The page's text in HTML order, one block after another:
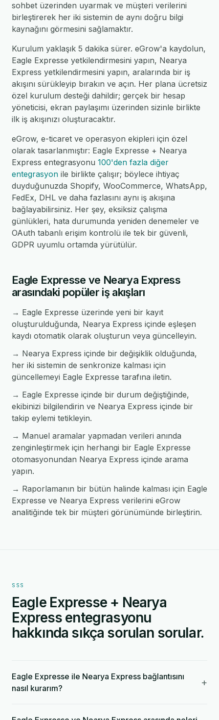
sohbet üzerinden uyarmak ve müşteri verilerini
birleştirerek her iki sistemin de aynı doğru bilgi
kaynağını görmesini sağlamaktır.
Kurulum yaklaşık 5 dakika sürer. eGrow'a kaydolun,
Eagle Expresse yetkilendirmesini yapın, Nearya
Express yetkilendirmesini yapın, aralarında bir iş
akışını sürükleyip bırakın ve açın. Her plana ücretsiz
özel kurulum desteği dahildir; gerçek bir hesap
yöneticisi, ekran paylaşımı üzerinden sizinle birlikte
ilk iş akışınızı oluşturacaktır.
eGrow, e-ticaret ve operasyon ekipleri için özel
olarak tasarlanmıştır: Eagle Expresse + Nearya
Express entegrasyonu 100'den fazla diğer
entegrasyon ile birlikte çalışır; böylece ihtiyaç
duyduğunuzda Shopify, WooCommerce, WhatsApp,
FedEx, DHL ve daha fazlasını aynı iş akışına
bağlayabilirsiniz. Her şey, eksiksiz çalışma
günlükleri, hata durumunda yeniden denemeler ve
OAuth tabanlı erişim kontrolü ile tek bir güvenli,
GDPR uyumlu ortamda yürütülür.
Eagle Expresse ve Nearya Express
arasındaki popüler iş akışları
→ Eagle Expresse üzerinde yeni bir kayıt
oluşturulduğunda, Nearya Express içinde eşleşen
kaydı otomatik olarak oluşturun veya güncelleyin.
→ Nearya Express içinde bir değişiklik olduğunda,
her iki sistemin de senkronize kalması için
güncellemeyi Eagle Expresse tarafına iletin.
→ Eagle Expresse içinde bir durum değiştiğinde,
ekibinizi bilgilendirin ve Nearya Express içinde bir
takip eylemi tetikleyin.
→ Manuel aramalar yapmadan verileri anında
zenginleştirmek için herhangi bir Eagle Expresse
otomasyonundan Nearya Express içinde arama
yapın.
→ Raporlamanın bir bütün halinde kalması için Eagle
Expresse ve Nearya Express verilerini eGrow
analitiğinde tek bir müşteri görünümünde birleştirin.
SSS
Eagle Expresse + Nearya
Express entegrasyonu
hakkında sıkça sorulan sorular.
Eagle Expresse ile Nearya Express bağlantısını
nasıl kurarım?
+